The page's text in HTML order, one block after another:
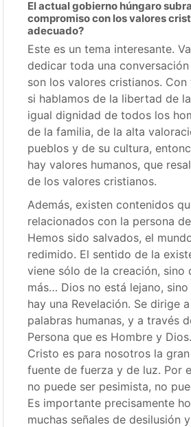
El actual gobierno húngaro
compromiso con los valores
adecuado?
Este es un tema interesante.
dedicar toda una
son los valores cristianos.
si hablamos de la libertad de
igual dignidad de todos los
de la familia, de la alta
pueblos y de su cultura,
hay valores humanos, que
de los valores cristianos.
Además, existen contenidos
relacionados con la persona
Hemos sido salvados, el
redimido. El sentido de la
viene sólo de la creación, sino
más… Dios no está lejano, sino
hay una Revelación. Se dirige
palabras humanas, y a través
Persona que es Hombre y
Cristo es para nosotros la
fuente de fuerza y de luz. Por
no puede ser pesimista, no
Es importante precisamente
muchas señales de desilusión